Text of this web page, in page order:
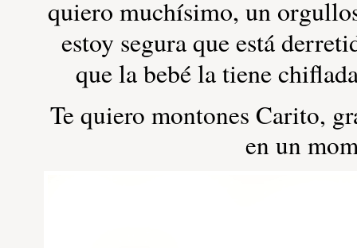
quiero muchísimo, un
estoy segura que está
que la bebé la tiene
Te quiero montones Carito,
en un